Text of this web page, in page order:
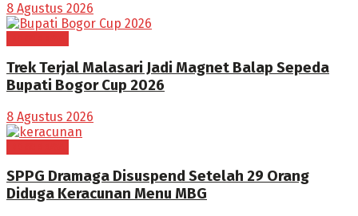
8 Agustus 2026
Trek Terjal Malasari Jadi Magnet Balap Sepeda
Bupati Bogor Cup 2026
8 Agustus 2026
SPPG Dramaga Disuspend Setelah 29 Orang
Diduga Keracunan Menu MBG